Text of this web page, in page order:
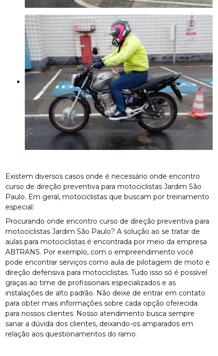
Existem diversos casos onde é necessário onde encontro
curso de direção preventiva para motociclistas Jardim São
Paulo. Em geral, motociclistas que buscam por treinamento
especial:
Procurando onde encontro curso de direção preventiva para
motociclistas Jardim São Paulo? A solução ao se tratar de
aulas para motociclistas é encontrada por meio da empresa
ABTRANS. Por exemplo, com o empreendimento você
pode encontrar serviços como aula de pilotagem de moto e
direção defensiva para motociclistas. Tudo isso só é possível
graças ao time de profissionais especializados e as
instalações de alto padrão. Não deixe de entrar em contato
para obter mais informações sobre cada opção oferecida
para nossos clientes. Nosso atendimento busca sempre
sanar a dúvida dos clientes, deixando-os amparados em
relação aos questionamentos do ramo.